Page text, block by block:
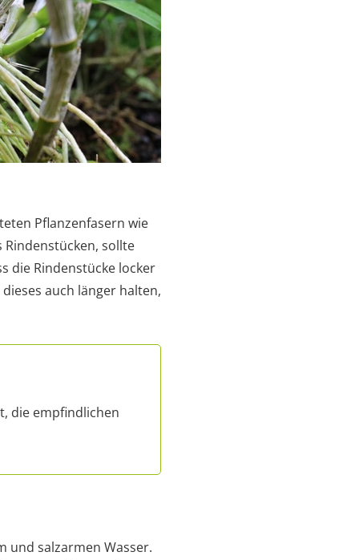
Pflanzenfasern wie
Rindenstücken, sollte
die Rindenstücke locker
auch länger halten,
die empfindlichen
und salzarmen Wasser.